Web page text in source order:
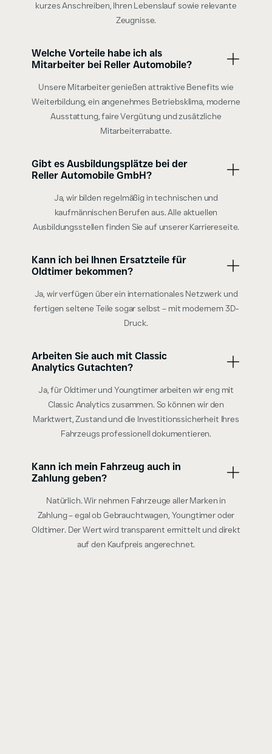
kurzes Anschreiben, Ihren Lebenslauf sowie relevante
Zeugnisse.
Welche Vorteile habe ich als
Mitarbeiter bei Reller Automobile?
Unsere Mitarbeiter genießen attraktive Benefits wie
Weiterbildung, ein angenehmes Betriebsklima, moderne
Ausstattung, faire Vergütung und zusätzliche
Mitarbeiterrabatte.
Gibt es Ausbildungsplätze bei der
Reller Automobile GmbH?
Ja, wir bilden regelmäßig in technischen und
kaufmännischen Berufen aus. Alle aktuellen
Ausbildungsstellen finden Sie auf unserer Karriereseite.
Kann ich bei Ihnen Ersatzteile für
Oldtimer bekommen?
Ja, wir verfügen über ein internationales Netzwerk und
fertigen seltene Teile sogar selbst – mit modernem 3D-
Druck.
Arbeiten Sie auch mit Classic
Analytics Gutachten?
Ja, für Oldtimer und Youngtimer arbeiten wir eng mit
Classic Analytics zusammen. So können wir den
Marktwert, Zustand und die Investitionssicherheit Ihres
Fahrzeugs professionell dokumentieren.
Kann ich mein Fahrzeug auch in
Zahlung geben?
Natürlich. Wir nehmen Fahrzeuge aller Marken in
Zahlung – egal ob Gebrauchtwagen, Youngtimer oder
Oldtimer. Der Wert wird transparent ermittelt und direkt
auf den Kaufpreis angerechnet.